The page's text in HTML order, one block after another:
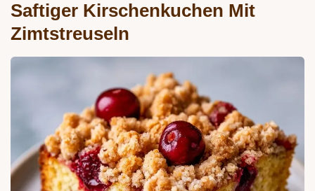
Saftiger Kirschenkuchen Mit
Zimtstreuseln